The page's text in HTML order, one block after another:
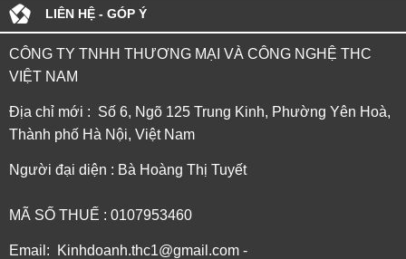
LIÊN HỆ - GÓP Ý
CÔNG TY TNHH THƯƠNG MẠI VÀ CÔNG NGHỆ THC
VIỆT NAM
Địa chỉ mới : Số 6, Ngõ 125 Trung Kinh, Phường Yên Hoà,
Thành phố Hà Nội, Việt Nam
Người đại diện : Bà Hoàng Thị Tuyết
MÃ SỐ THUẾ : 0107953460
Email: Kinhdoanh.thc1@gmail.com -